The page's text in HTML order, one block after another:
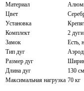
Материал
Цвет
Установка
Комплект
2
Замок
Есть,
Тип дуг
Размер дуг
Длина дуг
130 см
Максимальная нагрузка 70 кг